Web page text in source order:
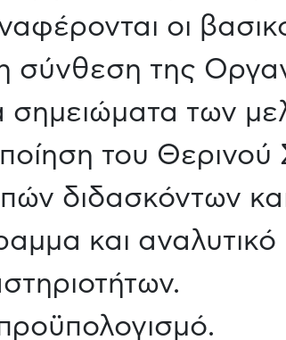
οι
σύνθεση της
σημειώματα των
του
διδασκόντων
και